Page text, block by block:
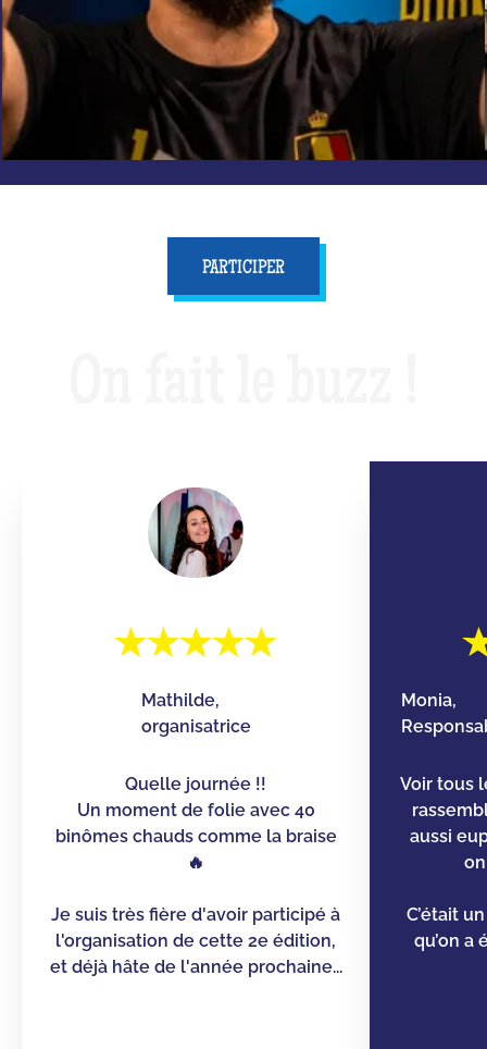
PARTICIPER
Mathilde,
organisatrice
Quelle journée !!
Un moment de folie avec 40
binômes chauds comme la braise
🔥
Je suis très fière d'avoir participé à
l'organisation de cette 2e édition,
et déjà hâte de l'année prochaine...
Monia,
Voir tous
aussi
C’était
qu’on a